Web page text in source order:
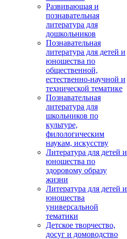
Развивающая и
познавательная
литература для
дошкольников
Познавательная
литература для детей и
юношества по
общественной,
естественно-научной и
технической тематике
Познавательная
литература для
школьников по
культуре,
филологическим
наукам, искусству
Литература для детей и
юношества по
здоровому образу
жизни
Литература для детей и
юношества
универсальной
тематики
Детское творчество,
досуг и домоводство